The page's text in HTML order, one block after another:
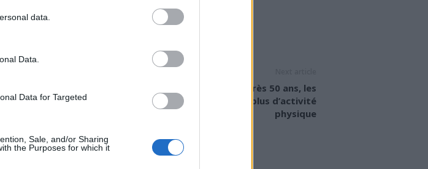
data.
Data.
Data for Targeted
Sale, and/or Sharing
the Purposes for which it
Santé cardiaque : après 50 ans, les
femmes doivent faire plus d’activité
physique